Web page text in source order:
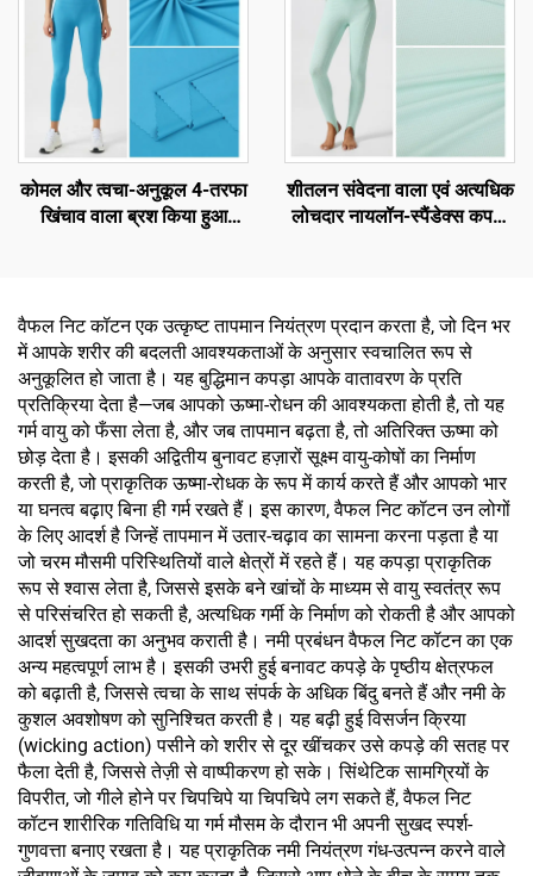
कोमल और त्वचा-अनुकूल 4-तरफा
खिंचाव वाला ब्रश किया हुआ
शीतलन संवेदना वाला एवं अत्यधिक
लोचदार नायलॉन-स्पैंडेक्स कपड़ा
वैफल निट कॉटन एक उत्कृष्ट तापमान नियंत्रण प्रदान करता है, जो दिन भर
में आपके शरीर की बदलती आवश्यकताओं के अनुसार स्वचालित रूप से
अनुकूलित हो जाता है। यह बुद्धिमान कपड़ा आपके वातावरण के प्रति
प्रतिक्रिया देता है—जब आपको ऊष्मा-रोधन की आवश्यकता होती है, तो यह
गर्म वायु को फँसा लेता है, और जब तापमान बढ़ता है, तो अतिरिक्त ऊष्मा को
छोड़ देता है। इसकी अद्वितीय बुनावट हज़ारों सूक्ष्म वायु-कोषों का निर्माण
करती है, जो प्राकृतिक ऊष्मा-रोधक के रूप में कार्य करते हैं और आपको भार
या घनत्व बढ़ाए बिना ही गर्म रखते हैं। इस कारण, वैफल निट कॉटन उन लोगों
के लिए आदर्श है जिन्हें तापमान में उतार-चढ़ाव का सामना करना पड़ता है या
जो चरम मौसमी परिस्थितियों वाले क्षेत्रों में रहते हैं। यह कपड़ा प्राकृतिक
रूप से श्वास लेता है, जिससे इसके बने खांचों के माध्यम से वायु स्वतंत्र रूप
से परिसंचरित हो सकती है, अत्यधिक गर्मी के निर्माण को रोकती है और आपको
आदर्श सुखदता का अनुभव कराती है। नमी प्रबंधन वैफल निट कॉटन का एक
अन्य महत्वपूर्ण लाभ है। इसकी उभरी हुई बनावट कपड़े के पृष्ठीय क्षेत्रफल
को बढ़ाती है, जिससे त्वचा के साथ संपर्क के अधिक बिंदु बनते हैं और नमी के
कुशल अवशोषण को सुनिश्चित करती है। यह बढ़ी हुई विसर्जन क्रिया
(wicking action) पसीने को शरीर से दूर खींचकर उसे कपड़े की सतह पर
फैला देती है, जिससे तेज़ी से वाष्पीकरण हो सके। सिंथेटिक सामग्रियों के
विपरीत, जो गीले होने पर चिपचिपे या चिपचिपे लग सकते हैं, वैफल निट
कॉटन शारीरिक गतिविधि या गर्म मौसम के दौरान भी अपनी सुखद स्पर्श-
गुणवत्ता बनाए रखता है। यह प्राकृतिक नमी नियंत्रण गंध-उत्पन्न करने वाले